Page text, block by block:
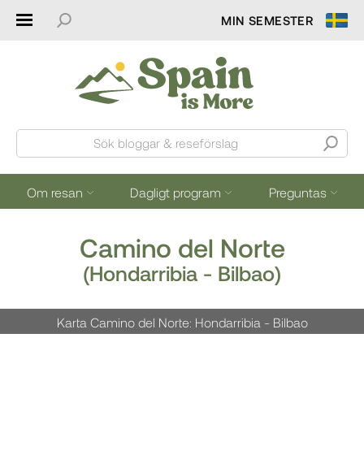
MIN SEMESTER
Sök bloggar & reseförslag
Om resan Dagligt program Preguntas
Camino del Norte
(Hondarribia - Bilbao)
Karta Camino del Norte: Hondarribia - Bilbao